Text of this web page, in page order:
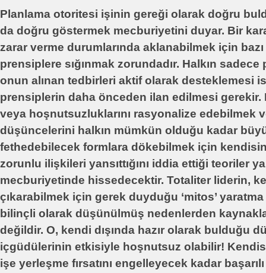
Planlama otoritesi işinin gereği olarak doğru
da doğru göstermek mecburiyetini duyar. Bir
zarar verme durumlarında aklanabilmek için
prensiplere sığınmak zorundadır. Halkın
onun alınan tedbirleri aktif olarak desteklemesi
prensiplerin daha önceden ilan edilmesi gerekir.
veya hoşnutsuzluklarını rasyonalize edebilmek
düşüncelerini halkın mümkün olduğu kadar
fethedebilecek formlara dökebilmek için
zorunlu ilişkileri yansıttığını iddia ettiği teoriler
mecburiyetinde hissedecektir. Totaliter liderin,
çıkarabilmek için gerek duyduğu ‘mitos’
bilinçli olarak düşünülmüş nedenlerden
değildir. O, kendi dışında hazır olarak bulduğu
içgüdülerinin etkisiyle hoşnutsuz olabilir!
işe yerleşme fırsatını engelleyecek kadar